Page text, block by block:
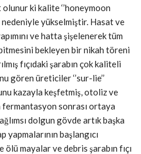
ki kalite ‘’honeymoon
nedeniyle yükselmiştir. Hasat ve
ve hatta şişelenerek tüm
bekleyen bir nikah töreni
fıçıdaki şarabın çok kaliteli
gören üreticiler ‘’sur-lie’’
kazayla keşfetmiş, otoliz ve
fermantasyon sonrası ortaya
dolgun gövde artık başka
yapmalarının başlangıcı
mayalar ve debris şarabın fıçı